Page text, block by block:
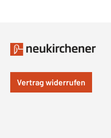
Vertrag widerrufen